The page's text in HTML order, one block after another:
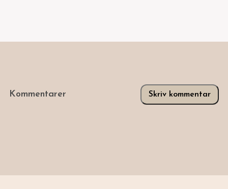
Kommentarer Skriv kommentar